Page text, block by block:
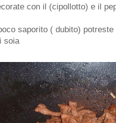
con il (cipollotto) e il
saporito ( dubito)
soia